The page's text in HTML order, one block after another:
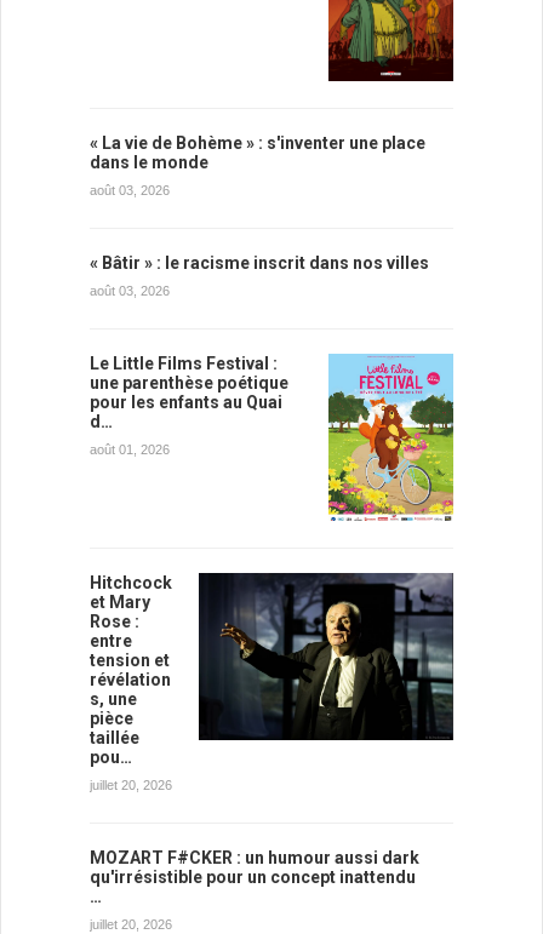
« La vie de Bohème » : s'inventer une place
dans le monde
août 03, 2026
« Bâtir » : le racisme inscrit dans nos villes
août 03, 2026
Le Little Films Festival :
une parenthèse poétique
pour les enfants au Quai
d…
août 01, 2026
Hitchcock
et Mary
Rose :
entre
tension et
révélation
s, une
pièce
taillée
pou…
juillet 20, 2026
MOZART F#CKER : un humour aussi dark
qu'irrésistible pour un concept inattendu
…
juillet 20, 2026